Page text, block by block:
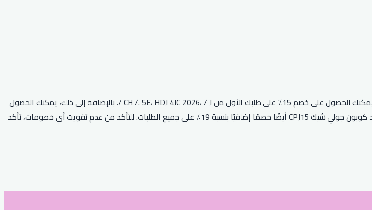
كود خصم جولي شيك أفنان الباتل طريقة رائعة للتوفير على مشترياتك. باستخدام هذا الرمز، يمكنك الحصول على خصم 15٪ على طلبك الأول من CH /. 5E، HDJ 4JC 2026، / J /. بالإضافة إلى ذلك، يمكنك الحصول
على خصم 50٪ على الطلبات التي تزيد عن 500 D91 (J) H * ECFC EF ‘D-5HD 9DI. يقدم كود كوبون جولي شيك CPJ15 أيضًا خصمًا إضافيًا بنسبة 19٪ على جميع الطلبات. للتأكد من عدم تفويت أي خصومات، تأكد